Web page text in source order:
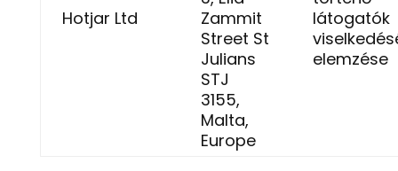
Hotjar Ltd
Zammit
Street St
Julians
STJ
3155,
Malta,
Europe
látogatók
elemzése